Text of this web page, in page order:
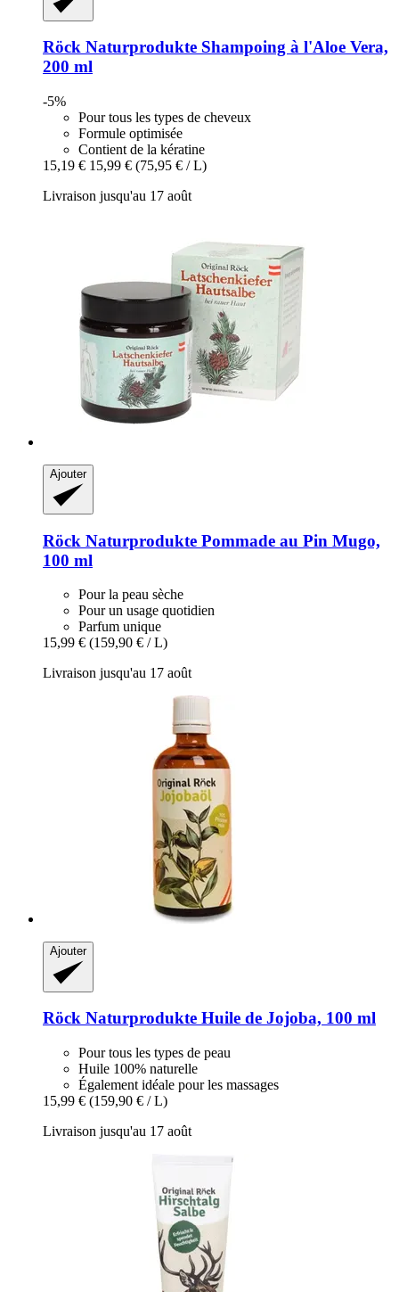
Röck Naturprodukte Shampoing à l'Aloe Vera,
200 ml
-5%
Pour tous les types de cheveux
Formule optimisée
Contient de la kératine
15,19 € 15,99 € (75,95 € / L)
Livraison jusqu'au 17 août
Ajouter
Röck Naturprodukte Pommade au Pin Mugo,
100 ml
Pour la peau sèche
Pour un usage quotidien
Parfum unique
15,99 € (159,90 € / L)
Livraison jusqu'au 17 août
Ajouter
Röck Naturprodukte Huile de Jojoba, 100 ml
Pour tous les types de peau
Huile 100% naturelle
Également idéale pour les massages
15,99 € (159,90 € / L)
Livraison jusqu'au 17 août